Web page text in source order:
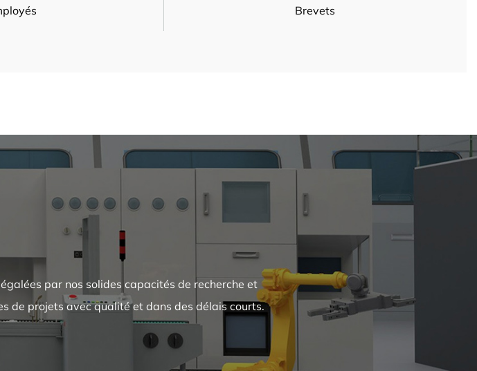
Brevets
par nos solides capacités de recherche et
de projets avec qualité et dans des délais courts.